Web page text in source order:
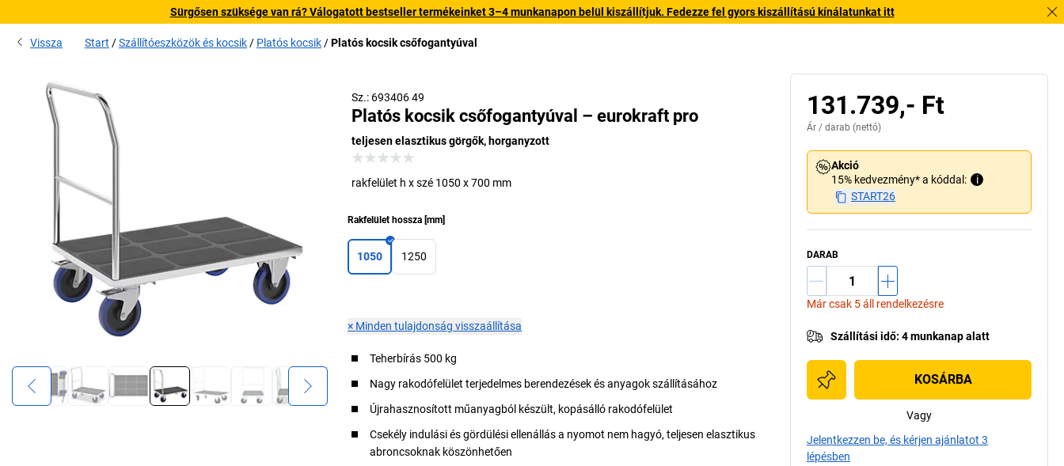
Sürgősen szüksége van rá? Válogatott bestseller termékeinket 3–4 munkanapon belül kiszállítjuk. Fedezze fel gyors kiszállítású kínálatunkat itt
Vissza Start Szállítóeszközök és kocsik Platós kocsik Platós kocsik csőfogantyúval
Sz.: 693406 49
Platós kocsik csőfogantyúval – eurokraft pro
teljesen elasztikus görgők, horganyzott
rakfelület h x szé 1050 x 700 mm
Rakfelület hossza [mm]
1050 1250
× Minden tulajdonság visszaállítása
Teherbírás 500 kg
Nagy rakodófelület terjedelmes berendezések és anyagok szállításához
Újrahasznosított műanyagból készült, kopásálló rakodófelület
Csekély indulási és gördülési ellenállás a nyomot nem hagyó, teljesen elasztikus
abroncsoknak köszönhetően
131.739,- Ft
Ár / darab (nettó)
Akció
15% kedvezmény* a kóddal:
i
START26
DARAB
Már csak 5 áll rendelkezésre
Szállítási idő: 4 munkanap alatt
KOSÁRBA
Vagy
Jelentkezzen be, és kérjen ajánlatot 3
lépésben